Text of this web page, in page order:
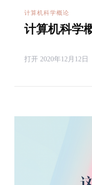
计算机科学概论
计算机科学
打开 2020年12月12日